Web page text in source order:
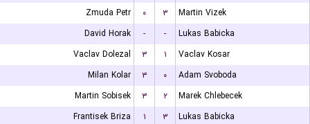
Zmuda Petr
۰ ۳
Martin Vizek
David Horak
- -
Lukas Babicka
Vaclav Dolezal
۳ ۱
Vaclav Kosar
Milan Kolar
۳ ۰
Adam Svoboda
Martin Sobisek
۳ ۲
Marek Chlebecek
Frantisek Briza
۱ ۳
Lukas Babicka